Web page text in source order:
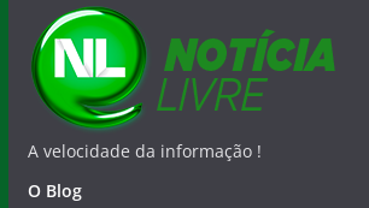
A velocidade da informação !
O Blog